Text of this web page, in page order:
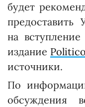
будет
предоставить
на
издание Politico
источники.
По
обсуждения